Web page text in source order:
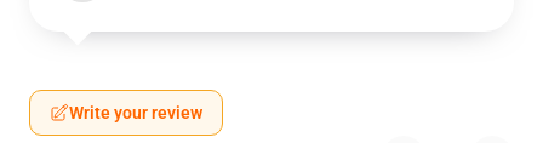
Write your review